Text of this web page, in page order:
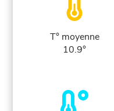
T° moyenne
10.9°